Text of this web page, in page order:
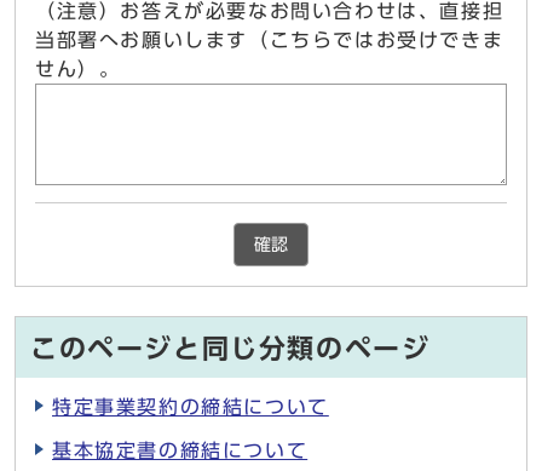
（注意）お答えが必要なお問い合わせは、直接担
当部署へお願いします（こちらではお受けできま
せん）。
確認
このページと同じ分類のページ
特定事業契約の締結について
基本協定書の締結について